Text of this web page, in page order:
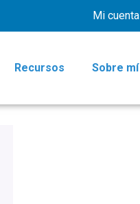
Mi cuenta
Recursos Sobre mí